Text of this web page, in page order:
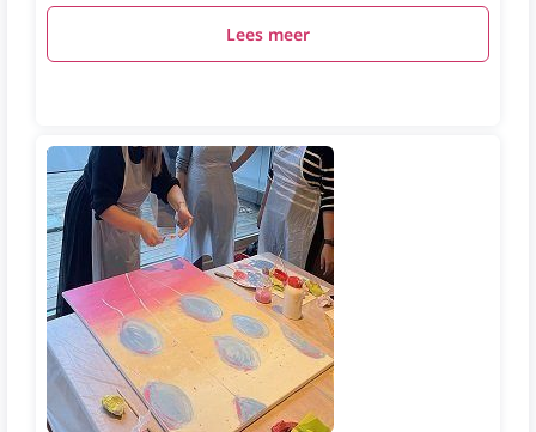
Lees meer